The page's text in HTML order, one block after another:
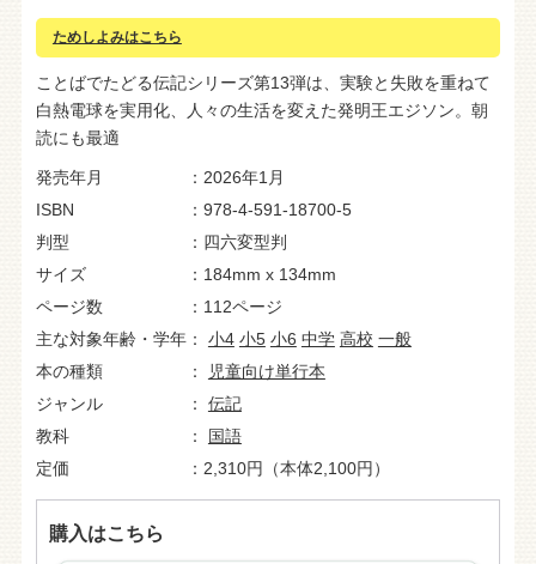
ためしよみはこちら
ことばでたどる伝記シリーズ第13弾は、実験と失敗を重ねて
白熱電球を実用化、人々の生活を変えた発明王エジソン。朝
読にも最適
発売年月
2026年1月
ISBN
978-4-591-18700-5
判型
四六変型判
サイズ
184mm x 134mm
ページ数
112ページ
主な対象年齢・学年
小4 小5 小6 中学 高校 一般
本の種類
児童向け単行本
ジャンル
伝記
教科
国語
定価
2,310円（本体2,100円）
購入はこちら